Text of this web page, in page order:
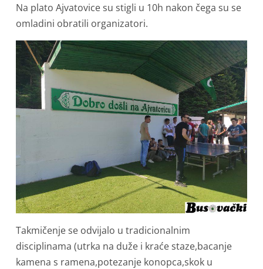
Na plato Ajvatovice su stigli u 10h nakon čega su se
omladini obratili organizatori.
Takmičenje se odvijalo u tradicionalnim
disciplinama (utrka na duže i kraće staze,bacanje
kamena s ramena,potezanje konopca,skok u